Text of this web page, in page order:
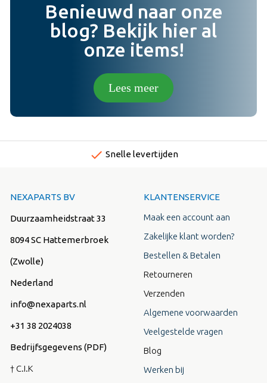
Benieuwd naar onze
blog? Bekijk hier al
onze items!
Lees meer
done Snelle levertijden
NEXAPARTS BV
Duurzaamheidstraat 33
8094 SC Hattemerbroek
(Zwolle)
Nederland
info@nexaparts.nl
+31 38 2024038
Bedrijfsgegevens (PDF)
† C.I.K
KLANTENSERVICE
Maak een account aan
Zakelijke klant worden?
Bestellen & Betalen
Retourneren
Verzenden
Algemene voorwaarden
Veelgestelde vragen
Blog
Werken bij